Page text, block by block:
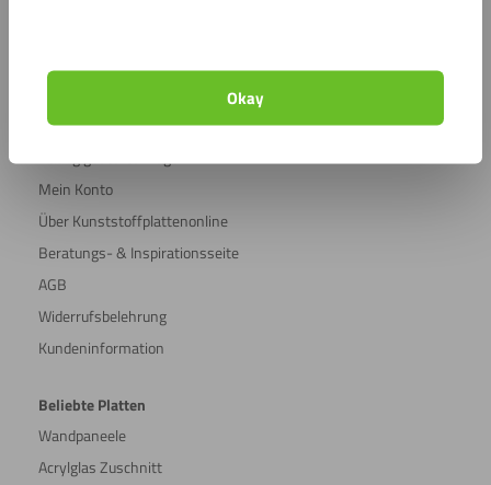
Okay
Versandkosten
Mein Konto
Über Kunststoffplattenonline
Beratungs- & Inspirationsseite
AGB
Widerrufsbelehrung
Kundeninformation
Beliebte Platten
Wandpaneele
Acrylglas Zuschnitt